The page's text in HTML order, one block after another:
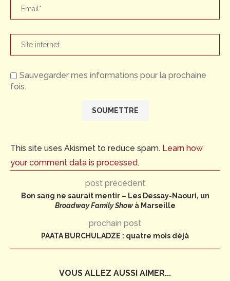
Sauvegarder mes informations pour la prochaine
fois.
This site uses Akismet to reduce spam. Learn how
your comment data is processed.
post précédent
Bon sang ne saurait mentir – Les Dessay-Naouri, un
Broadway Family Showà Marseille
prochain post
PAATA BURCHULADZE : quatre mois déjà
VOUS ALLEZ AUSSI AIMER...